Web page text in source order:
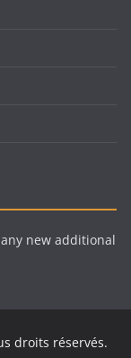
new additional
droits réservés.